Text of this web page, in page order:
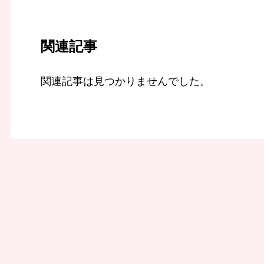
関連記事
関連記事は見つかりませんでした。